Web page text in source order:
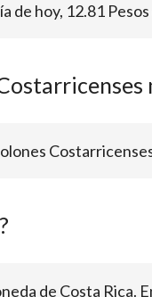
de hoy, 12.81
de Costa Rica.